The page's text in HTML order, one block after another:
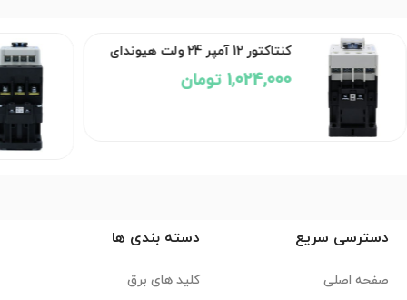
کنتاکتور 12 آمپر 24 ولت هیوندای
1,024,000 تومان
دسترسی سریع
صفحه اصلی
دسته بندی ها
کلید های برق